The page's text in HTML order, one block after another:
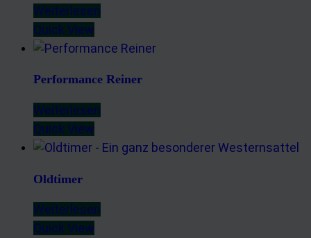
Weiterlesen
Quick View
Performance Reiner
Weiterlesen
Quick View
Oldtimer
Weiterlesen
Quick View